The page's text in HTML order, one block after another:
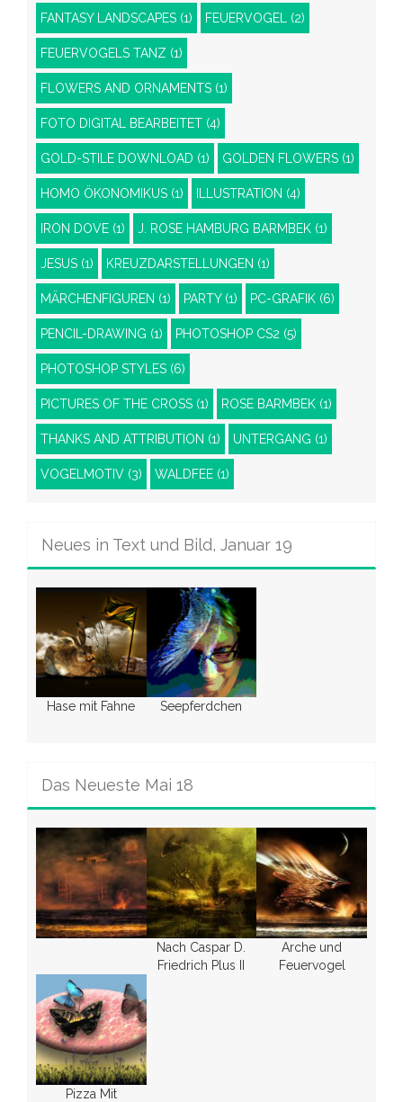
FANTASY LANDSCAPES (1) FEUERVOGEL (2)
FEUERVOGELS TANZ (1)
FLOWERS AND ORNAMENTS (1)
FOTO DIGITAL BEARBEITET (4)
GOLD-STILE DOWNLOAD (1) GOLDEN FLOWERS (1)
HOMO ÖKONOMIKUS (1) ILLUSTRATION (4)
IRON DOVE (1) J. ROSE HAMBURG BARMBEK (1)
JESUS (1) KREUZDARSTELLUNGEN (1)
MÄRCHENFIGUREN (1) PARTY(1) PC-GRAFIK (6)
PENCIL-DRAWING (1) PHOTOSHOP CS2 (5)
PHOTOSHOP STYLES (6)
PICTURES OF THE CROSS (1) ROSE BARMBEK (1)
THANKS AND ATTRIBUTION (1) UNTERGANG (1)
VOGELMOTIV (3) WALDFEE (1)
Neues in Text und Bild, Januar 19
Hase mit Fahne Seepferdchen
Das Neueste Mai 18
Nach Caspar D.
Friedrich Plus II
Arche und
Feuervogel
Pizza Mit